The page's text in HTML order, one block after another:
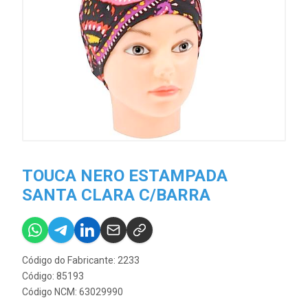
TOUCA NERO ESTAMPADA
SANTA CLARA C/BARRA
Código do Fabricante: 2233
Código: 85193
Código NCM: 63029990